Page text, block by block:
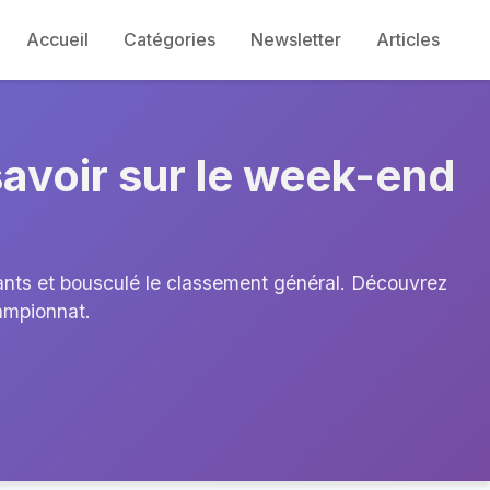
Accueil Catégories Newsletter Articles
sur le week-end
et bousculé le classement général. Découvrez